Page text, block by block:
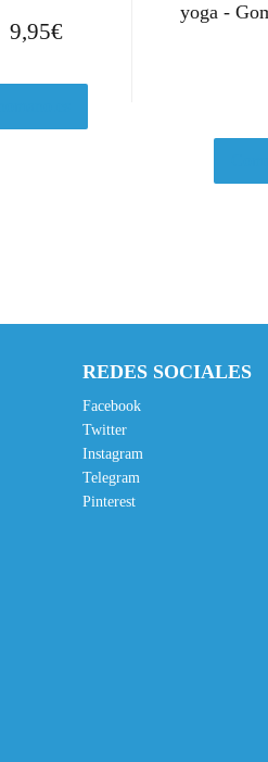
E
p
e
g
9,95€
p
e
u
yoga -
REDES SOCIALES
Facebook
Twitter
Instagram
Telegram
Pinterest